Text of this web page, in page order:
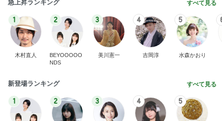
急上昇ランキング すべて見る
1
木村直人
2
BEYOOOOO
NDS
3
美川憲一
4
吉岡淳
5
水森かおり
新登場ランキング すべて見る
1 2 3 4 5